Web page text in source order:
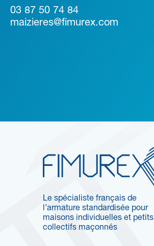
03 87 50 74 84
maizieres@fimurex.com
Le spécialiste français de
l’armature standardisée pour
maisons individuelles et petits
collectifs maçonnés